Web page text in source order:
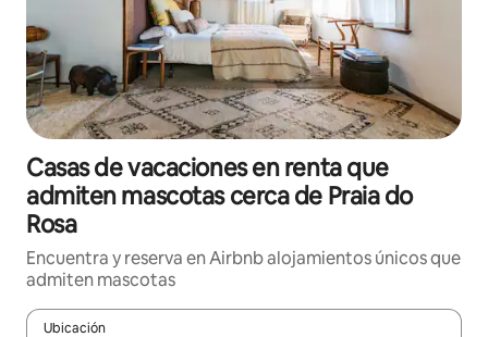
Casas de vacaciones en renta que
admiten mascotas cerca de Praia do
Rosa
Encuentra y reserva en Airbnb alojamientos únicos que
admiten mascotas
Ubicación